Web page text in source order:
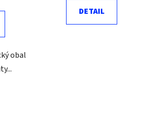
obal
DETAIL